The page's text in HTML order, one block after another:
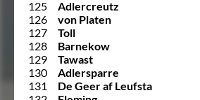
125
Adlercreutz
126
von Platen
127
Toll
128
Barnekow
129
Tawast
130
Adlersparre
131
De Geer af Leufsta